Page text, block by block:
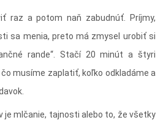
raz a potom naň zabudnúť. Príjmy,
sa menia, preto má zmysel urobiť si
rande“. Stačí 20 minút a štyri
musíme zaplatiť, koľko odkladáme a
je mlčanie, tajnosti alebo to, že všetky